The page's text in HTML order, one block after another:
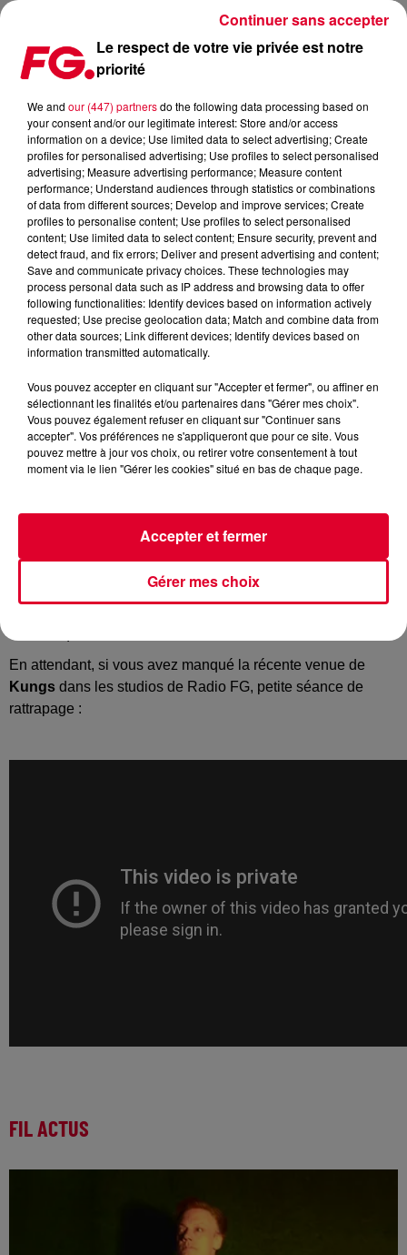
KUNGS : ET MAINTENANT L’OLYMPIA !
Publié : 25 janvier 2017 à 9h23 par La rédaction
Depuis le carton deThis Girl, le jeune producteur français
marche bien et il fait même partie des trois nominés aux
Victoires de la Musique dans la catégorie Album de
musiques électroniques. Et on apprend désormais que
se produira le 15 mai prochain sur la scène
mythique de l’Olympia !
En attendant, si vous avez manqué la récente venue de
Kungs dans les studios de Radio FG, petite séance de
rattrapage :
FIL ACTUS
Le respect de votre vie privée est notre
priorité
We and our (447) partnersdo the following data processing based on
your consent and/or our legitimate interest: Store and/or access
information on a device; Use limited data to select advertising; Create
profiles for personalised advertising; Use profiles to select personalised
advertising; Measure advertising performance; Measure content
performance; Understand audiences through statistics or combinations
of data from different sources; Develop and improve services; Create
profiles to personalise content; Use profiles to select personalised
content; Use limited data to select content; Ensure security, prevent and
detect fraud, and fix errors; Deliver and present advertising and content;
Save and communicate privacy choices. These technologies may
process personal data such as IP address and browsing data to offer
following functionalities: Identify devices based on information actively
requested; Use precise geolocation data; Match and combine data from
other data sources; Link different devices; Identify devices based on
information transmitted automatically.
Vous pouvez accepter en cliquant sur "Accepter et fermer", ou affiner en
sélectionnant les finalités et/ou partenaires dans "Gérer mes choix".
Vous pouvez également refuser en cliquant sur "Continuer sans
accepter". Vos préférences ne s'appliqueront que pour ce site. Vous
pouvez mettre à jour vos choix, ou retirer votre consentement à tout
moment via le lien "Gérer les cookies" situé en bas de chaque page.
Gérer mes choix
Accepter et fermer
Continuer sans accepter